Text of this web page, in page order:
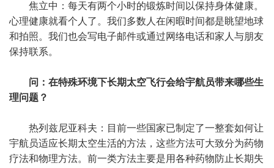
焦立中：每天有两个小时的锻炼时间以保持身体健康。
心理健康就看个人了。我们多数人在闲暇时间都是眺望地球
和拍照。我们也会写电子邮件或通过网络电话和家人与朋友
保持联系。
问：在特殊环境下长期太空飞行会给宇航员带来哪些生
理问题？
热列兹尼亚科夫：目前一些国家已制定了一整套如何让
宇航员适应长期太空生活的方法，这些方法可大致分为药物
疗法和物理方法。前一类方法主要是用各种药物防止长期失